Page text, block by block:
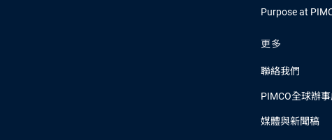
Purpose at
更多
聯絡我們
PIMCO全球辦
媒體與新聞稿